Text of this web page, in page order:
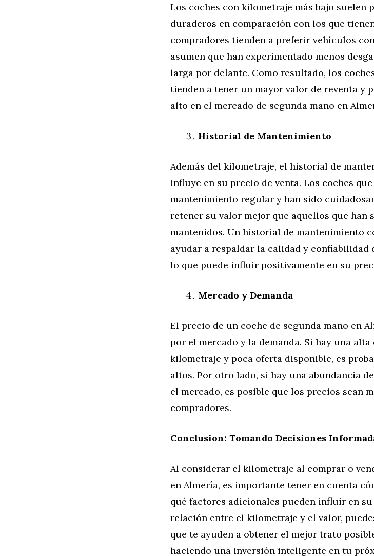
Los coches con kilometraje más bajo suelen
duraderos en comparación con los que
compradores tienden a preferir vehículos
asumen que han experimentado menos
larga por delante. Como resultado, los
tienden a tener un mayor valor de reventa y
alto en el mercado de segunda mano en
Historial de Mantenimiento
Además del kilometraje, el historial de
influye en su precio de venta. Los coches
mantenimiento regular y han sido
retener su valor mejor que aquellos que han
mantenidos. Un historial de mantenimiento
ayudar a respaldar la calidad y confiabilidad
lo que puede influir positivamente en su
Mercado y Demanda
El precio de un coche de segunda mano en
por el mercado y la demanda. Si hay una alta
kilometraje y poca oferta disponible, es
altos. Por otro lado, si hay una abundancia
el mercado, es posible que los precios sean
compradores.
Conclusion: Tomando Decisiones
Al considerar el kilometraje al comprar o
en Almería, es importante tener en cuenta
qué factores adicionales pueden influir en
relación entre el kilometraje y el valor,
que te ayuden a obtener el mejor trato
haciendo una inversión inteligente en tu